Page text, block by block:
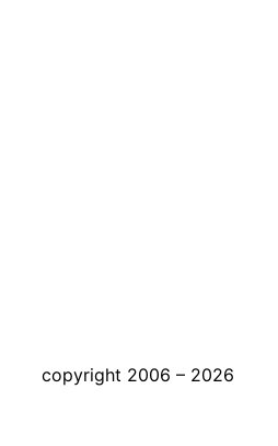
copyright 2006 – 2026